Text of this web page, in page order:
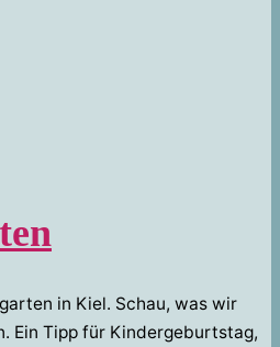
in Kiel. Schau, was wir
Ein Tipp für Kindergeburtstag,